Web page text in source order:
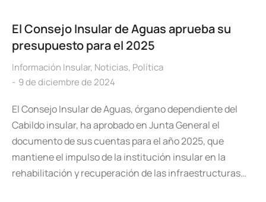
El Consejo Insular de Aguas aprueba su
presupuesto para el 2025
Información Insular, Noticias, Política
9 de diciembre de 2024
El Consejo Insular de Aguas, órgano dependiente del
Cabildo insular, ha aprobado en Junta General el
documento de sus cuentas para el año 2025, que
mantiene el impulso de la institución insular en la
rehabilitación y recuperación de las infraestructuras…